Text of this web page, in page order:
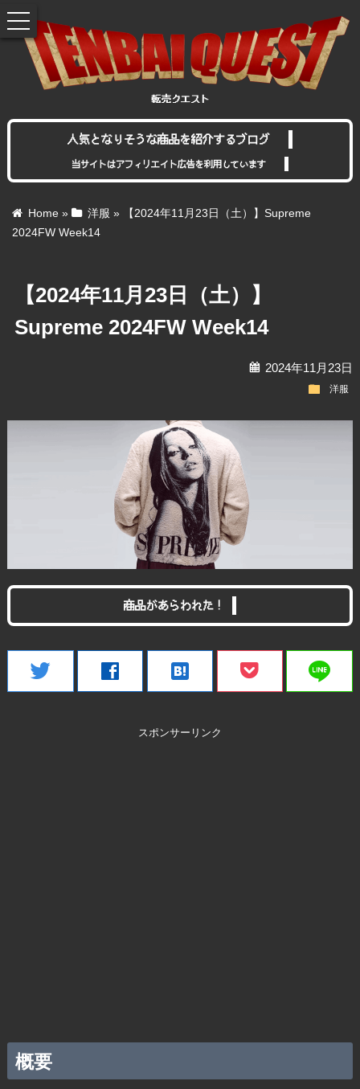
人気となりそうな商品を紹介するブログ
当サイトはアフィリエイト広告を利用しています
Home » 洋服 »
【2024年11月23日（土）】Supreme
2024FW Week14
【2024年11月23日（土）】
Supreme 2024FW Week14
calendar2024年11月23日
folder 洋服
商品があらわれた！
twitter facebook hatenabookmark line
スポンサーリンク
概要
toggle
navigation